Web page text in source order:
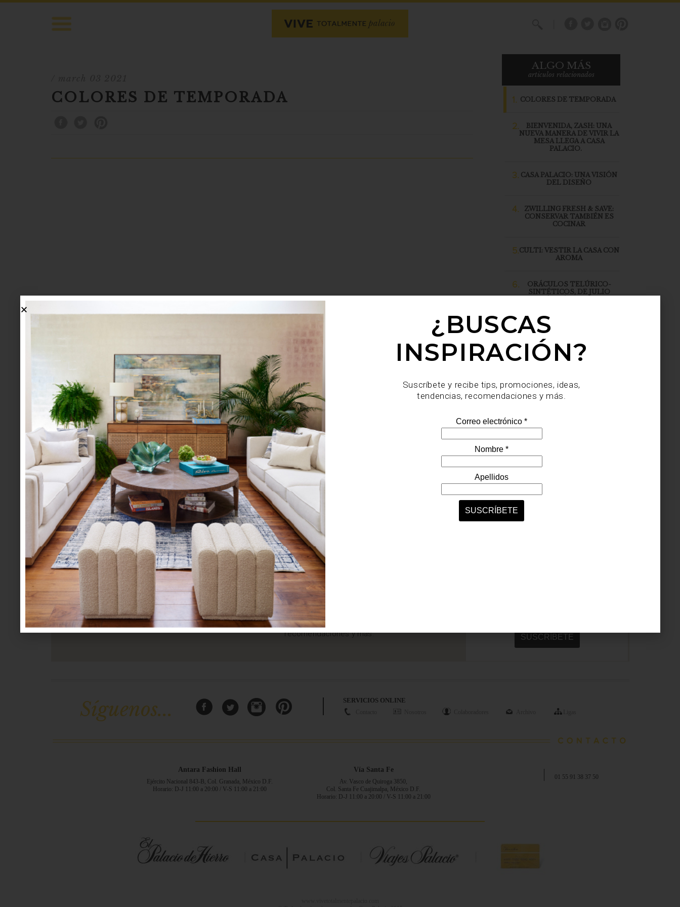
COLORES DE TEMPORADA
ALGO MÁS
articulos relacionados
1. COLORES DE TEMPORADA
2.
BIENVENIDA, ZASH: UNA
NUEVA MANERA DE VIVIR LA
MESA LLEGA A CASA
PALACIO.
3. CASA PALACIO: UNA VISIÓN
DEL DISEÑO
4.
ZWILLING FRESH & SAVE:
CONSERVAR TAMBIÉN ES
COCINAR
5.CULTI: VESTIR LA CASA CON
AROMA
6.
ORÁCULOS TELÚRICO-
SINTÉTICOS, DE JULIO
lo más nuevo
BIENVENIDA, ZASH: UNA
NUEVA MANERA DE VIVIR
LA MESA LLEGA A CASA
PALACIO.
mesa y cocina
august 05 2026
¿BUSCAS MÁS
INSPIRACIÓN?
Suscríbete y recibe tips, promociones, ideas, tendencias,
recomendaciones y más.
Síguenos... SERVICIOS ONLINE
Antara Fashion Hall
Ejército Nacional 843-B, Col. Granada, México D.F.
Horario: D-J 11:00 a 20:00 / V-S 11:00 a 21:00
Vía Santa Fe
Av. Vasco de Quiroga 3850,
Col. Santa Fe Cuajimalpa, México D.F.
Horario: D-J 11:00 a 20:00 / V-S 11:00 a 21:00
01 55 91 38 37 50
¿BUSCAS
INSPIRACIÓN?
Suscríbete y recibe tips, promociones, ideas,
tendencias, recomendaciones y más.